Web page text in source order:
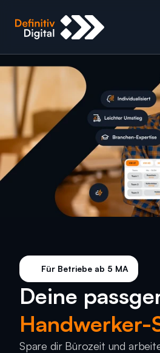
Für Betriebe ab 5 MA
Deine
Handwerker-
Spare dir Bürozeit und